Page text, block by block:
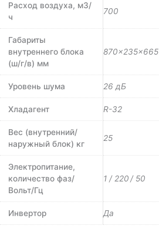
Расход воздуха, м3/
ч
700
Габариты
внутреннего блока
(ш/г/в) мм
870×235×665
Уровень шума 26 дБ
Хладагент R-32
Вес (внутренний/
наружный блок) кг
25
Электропитание,
количество фаз/
Вольт/Гц
1 / 220 / 50
Инвертор Да